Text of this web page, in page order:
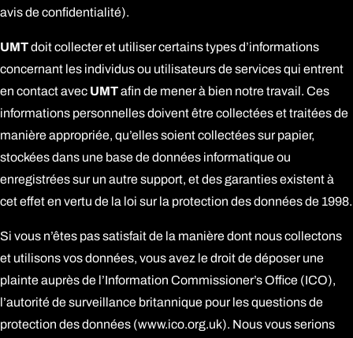
avis de confidentialité).
UMTdoit collecter et utiliser certains types d’informations
concernant les individus ou utilisateurs de services qui entrent
en contact avec UMTafin de mener à bien notre travail. Ces
informations personnelles doivent être collectées et traitées de
manière appropriée, qu’elles soient collectées sur papier,
stockées dans une base de données informatique ou
enregistrées sur un autre support, et des garanties existent à
cet effet en vertu de la loi sur la protection des données de 1998.
Si vous n’êtes pas satisfait de la manière dont nous collectons
et utilisons vos données, vous avez le droit de déposer une
plainte auprès de l’Information Commissioner’s Office (ICO),
l’autorité de surveillance britannique pour les questions de
protection des données (www.ico.org.uk). Nous vous serions